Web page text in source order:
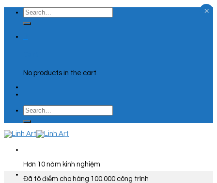
Skip
content
Search
for:
No products in the cart.
Search
for:
Hơn 10 năm kinh nghiệm
Đã tô điểm cho hàng 100.000 công trình
×